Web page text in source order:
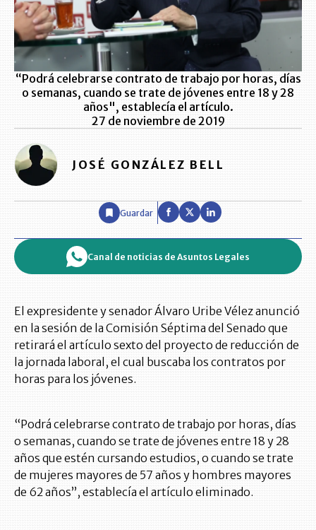
“Podrá celebrarse contrato de trabajo por horas, días
o semanas, cuando se trate de jóvenes entre 18 y 28
años", establecía el artículo.
27 de noviembre de 2019
JOSÉ GONZÁLEZ BELL
Guardar
Canal de noticias de Asuntos Legales
El expresidente y senador Álvaro Uribe Vélez anunció
en la sesión de la Comisión Séptima del Senado que
retirará el artículo sexto del proyecto de reducción de
la jornada laboral, el cual buscaba los contratos por
horas para los jóvenes.
“Podrá celebrarse contrato de trabajo por horas, días
o semanas, cuando se trate de jóvenes entre 18 y 28
años que estén cursando estudios, o cuando se trate
de mujeres mayores de 57 años y hombres mayores
de 62 años”, establecía el artículo eliminado.